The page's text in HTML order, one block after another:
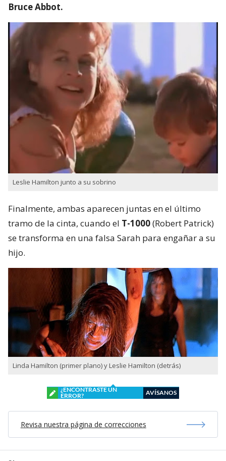
Bruce Abbot.
Leslie Hamilton junto a su sobrino
Finalmente, ambas aparecen juntas en el último
tramo de la cinta, cuando el T-1000(Robert Patrick)
se transforma en una falsa Sarah para engañar a su
hijo.
Linda Hamilton (primer plano) y Leslie Hamilton (detrás)
¿ENCONTRASTE UN
ERROR?
AVÍSANOS
Revisa nuestra página de correcciones